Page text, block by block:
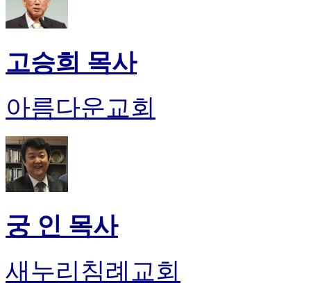
고승희 목사
아름다운교회
궁 인 목사
새누리침례교회